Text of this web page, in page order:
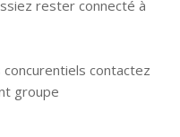
rester connecté à
concurentiels contactez
groupe